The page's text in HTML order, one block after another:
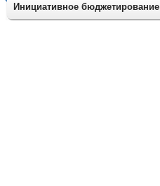
Инициативное бюджетирование